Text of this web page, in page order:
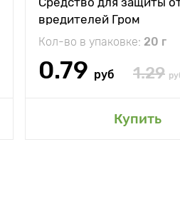
вредителей Гром
Кол-во в упаковке: 20 г
0.79 руб 1.29
Купить